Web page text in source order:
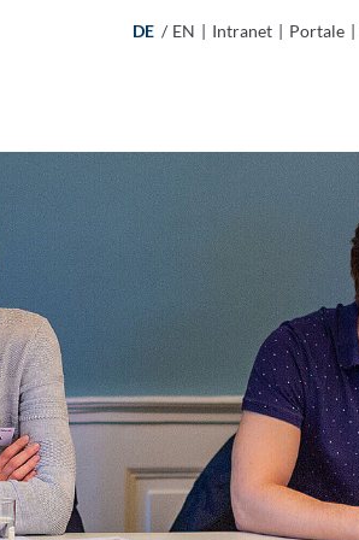
DE / EN | Intranet | Portale |